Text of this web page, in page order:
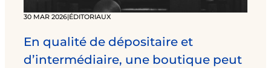
30 MAR 2026|ÉDITORIAUX
En qualité de dépositaire et
d’intermédiaire, une boutique peut